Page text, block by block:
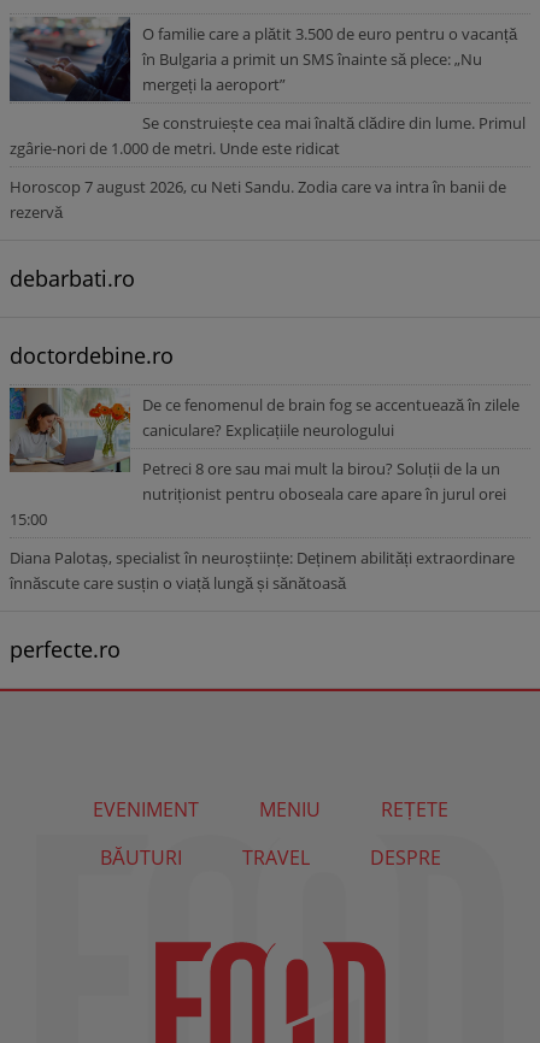
O familie care a plătit 3.500 de euro pentru o vacanță
în Bulgaria a primit un SMS înainte să plece: „Nu
mergeți la aeroport”
Se construiește cea mai înaltă clădire din lume. Primul
zgârie-nori de 1.000 de metri. Unde este ridicat
Horoscop 7 august 2026, cu Neti Sandu. Zodia care va intra în banii de
rezervă
debarbati.ro
doctordebine.ro
De ce fenomenul de brain fog se accentuează în zilele
caniculare? Explicațiile neurologului
Petreci 8 ore sau mai mult la birou? Soluții de la un
nutriționist pentru oboseala care apare în jurul orei
15:00
Diana Palotaș, specialist în neuroștiințe: Deținem abilități extraordinare
înnăscute care susțin o viață lungă și sănătoasă
perfecte.ro
EVENIMENT MENIU
REȚETE
BĂUTURI
TRAVEL DESPRE